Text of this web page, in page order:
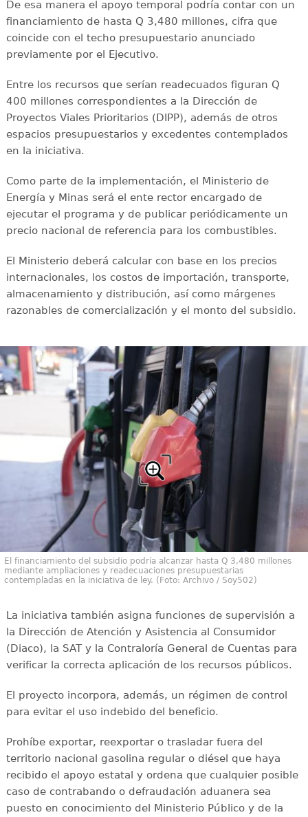
De esa manera el apoyo temporal podría contar con un
financiamiento de hasta Q 3,480 millones, cifra que
coincide con el techo presupuestario anunciado
previamente por el Ejecutivo.
Entre los recursos que serían readecuados figuran Q
400 millones correspondientes a la Dirección de
Proyectos Viales Prioritarios (DIPP), además de otros
espacios presupuestarios y excedentes contemplados
en la iniciativa.
Como parte de la implementación, el Ministerio de
Energía y Minas será el ente rector encargado de
ejecutar el programa y de publicar periódicamente un
precio nacional de referencia para los combustibles.
El Ministerio deberá calcular con base en los precios
internacionales, los costos de importación, transporte,
almacenamiento y distribución, así como márgenes
razonables de comercialización y el monto del subsidio.
El financiamiento del subsidio podría alcanzar hasta Q 3,480 millones
mediante ampliaciones y readecuaciones presupuestarias
contempladas en la iniciativa de ley. (Foto: Archivo / Soy502)
La iniciativa también asigna funciones de supervisión a
la Dirección de Atención y Asistencia al Consumidor
(Diaco), la SAT y la Contraloría General de Cuentas para
verificar la correcta aplicación de los recursos públicos.
El proyecto incorpora, además, un régimen de control
para evitar el uso indebido del beneficio.
Prohíbe exportar, reexportar o trasladar fuera del
territorio nacional gasolina regular o diésel que haya
recibido el apoyo estatal y ordena que cualquier posible
caso de contrabando o defraudación aduanera sea
puesto en conocimiento del Ministerio Público y de la